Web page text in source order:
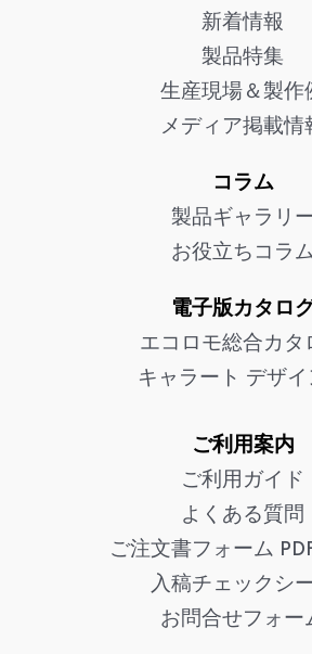
新着情報
製品特集
生産現場＆製作
メディア掲載情
コラム
製品ギャラリ
お役立ちコラム
電子版カタロ
エコロモ総合カタ
キャラート デザ
ご利用案内
ご利用ガイド
よくある質問
ご注文書フォーム
入稿チェックシ
お問合せフォー